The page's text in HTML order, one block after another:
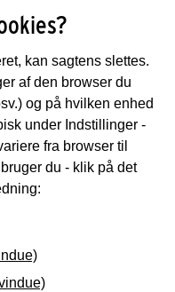
kan sagtens slettes.
af den browser du
og på hvilken enhed
under Indstillinger -
fra browser til
du - klik på det